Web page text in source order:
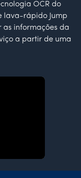
OCR do
lava-rápido Jump
as informações da
a partir de uma